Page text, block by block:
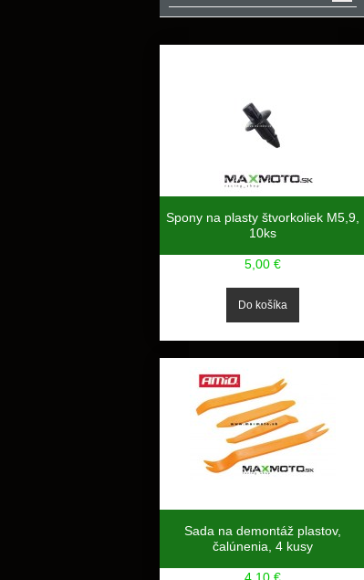
Spony na plasty štvorkoliek M5,9,
10ks
5,00 €
Sada na demontáž plastov,
čalúnenia, 4 kusy